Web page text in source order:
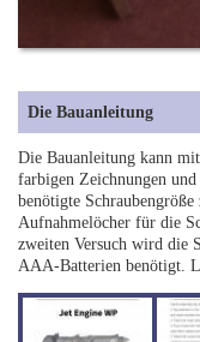
Die Bauanleitung
Die Bauanleitung kann
farbigen Zeichnungen
benötigte
Aufnahmelöcher für die
zweiten Versuch wird die
AAA-Batterien benötigt.